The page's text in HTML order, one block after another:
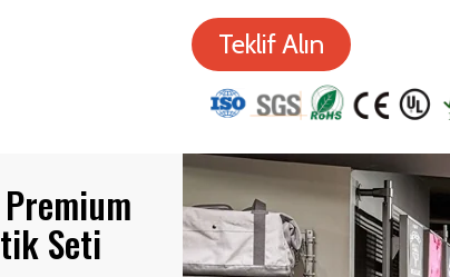
Teklif Alın
Seti